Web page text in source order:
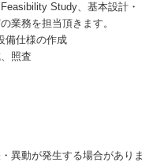
Study、基本設計・
業務を担当頂きます。
備仕様の作成
照査
異動が発生する場合がありま